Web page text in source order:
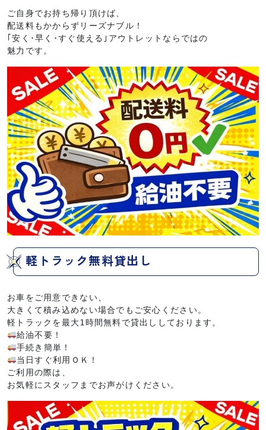
ご自身でお持ち帰り頂けば、
配送料もかからずリーズナブル！
｢安く･早く･すぐ使える｣アウトレットならではの
魅力です。
軽トラック無料貸出し
お車をご用意できない、
大きくて積み込めない場合でもご安心ください。
軽トラックを最大1時間無料で貸出ししております。
給油不要！
手続き簡単！
当日すぐ利用ＯＫ！
ご利用の際は、
お気軽にスタッフまでお声がけください。